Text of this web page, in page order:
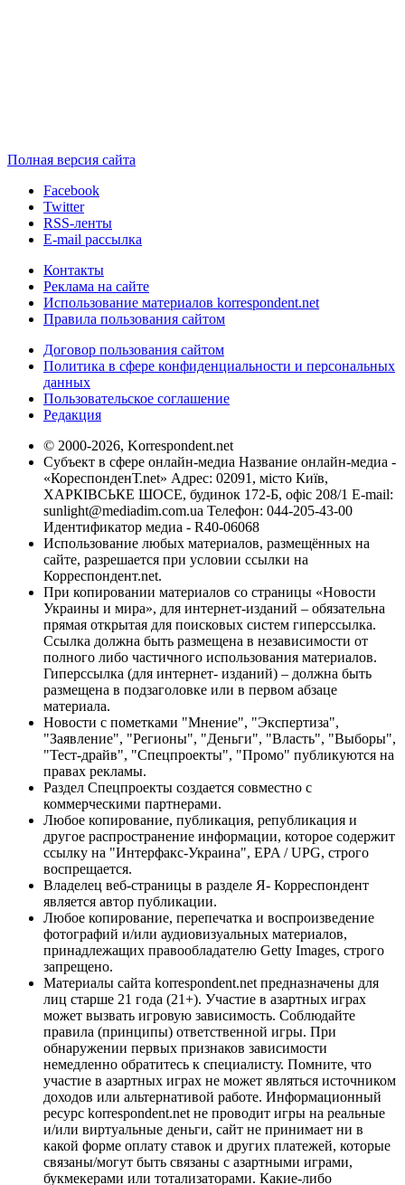
Полная версия сайта
Facebook
Twitter
RSS-ленты
E-mail рассылка
Контакты
Реклама на сайте
Использование материалов korrespondent.net
Правила пользования сайтом
Договор пользования сайтом
Политика в сфере конфиденциальности и персональных
данных
Пользовательское соглашение
Редакция
© 2000-2026, Korrespondent.net
Субъект в сфере онлайн-медиа Название онлайн-медиа -
«КореспонденТ.net» Адрес: 02091, місто Київ,
ХАРКІВСЬКЕ ШОСЕ, будинок 172-Б, офіс 208/1 E-mail:
sunlight@mediadim.com.ua Телефон: 044-205-43-00
Идентификатор медиа - R40-06068
Использование любых материалов, размещённых на
сайте, разрешается при условии ссылки на
Корреспондент.net.
При копировании материалов со страницы «Новости
Украины и мира», для интернет-изданий – обязательна
прямая открытая для поисковых систем гиперссылка.
Ссылка должна быть размещена в независимости от
полного либо частичного использования материалов.
Гиперссылка (для интернет- изданий) – должна быть
размещена в подзаголовке или в первом абзаце
материала.
Новости с пометками "Мнение", "Экспертиза",
"Заявление", "Регионы", "Деньги", "Власть", "Выборы",
"Тест-драйв", "Спецпроекты", "Промо" публикуются на
правах рекламы.
Раздел Спецпроекты создается совместно с
коммерческими партнерами.
Любое копирование, публикация, републикация и
другое распространение информации, которое содержит
ссылку на "Интерфакс-Украина", EPA / UPG, строго
воспрещается.
Владелец веб-страницы в разделе Я- Корреспондент
является автор публикации.
Любое копирование, перепечатка и воспроизведение
фотографий и/или аудиовизуальных материалов,
принадлежащих правообладателю Getty Images, строго
запрещено.
Материалы сайта korrespondent.net предназначены для
лиц старше 21 года (21+). Участие в азартных играх
может вызвать игровую зависимость. Соблюдайте
правила (принципы) ответственной игры. При
обнаружении первых признаков зависимости
немедленно обратитесь к специалисту. Помните, что
участие в азартных играх не может являться источником
доходов или альтернативой работе. Информационный
ресурс korrespondent.net не проводит игры на реальные
и/или виртуальные деньги, сайт не принимает ни в
какой форме оплату ставок и других платежей, которые
связаны/могут быть связаны с азартными играми,
букмекерами или тотализаторами. Какие-либо